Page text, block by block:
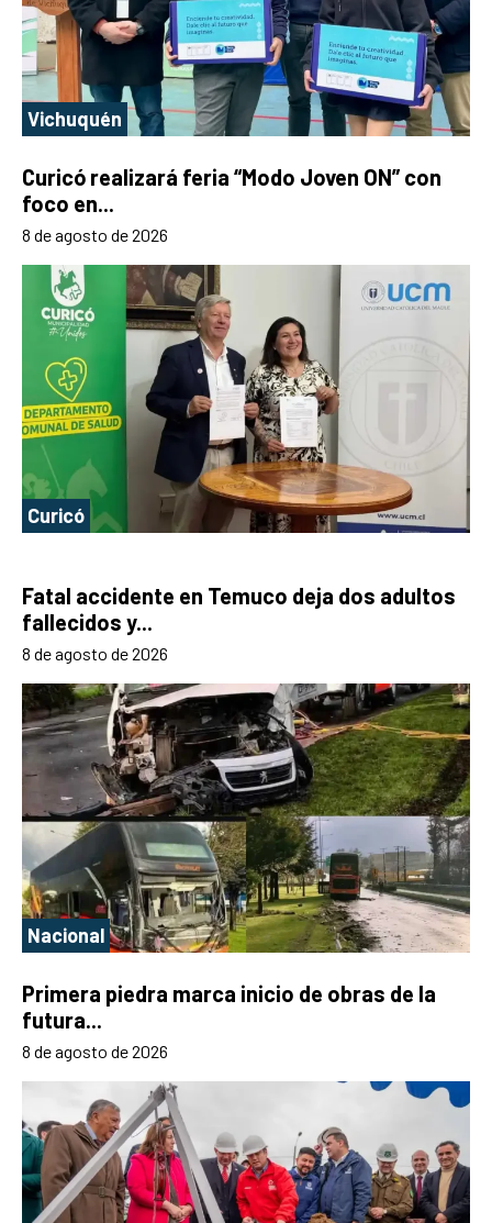
Vichuquén
Curicó realizará feria “Modo Joven ON” con
foco en...
8 de agosto de 2026
Curicó
Fatal accidente en Temuco deja dos adultos
fallecidos y...
8 de agosto de 2026
Nacional
Primera piedra marca inicio de obras de la
futura...
8 de agosto de 2026